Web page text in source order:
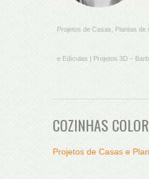
Projetos de Casas, Plantas
e Edículas | Projetos 3D –
COZINHAS
Projetos de Casas e